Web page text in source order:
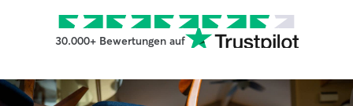
30.000+ Bewertungen auf